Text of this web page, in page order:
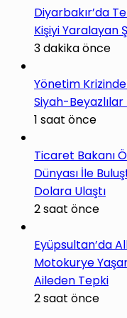
Diyarbakır’da
Kişiyi Yaralayan
3 dakika önce
Yönetim
Siyah-Beyazlılar
1 saat önce
Ticaret Bakanı
Dünyası İle
Dolara Ulaştı
2 saat önce
Eyüpsultan’da
Motokurye
Aileden Tepki
2 saat önce